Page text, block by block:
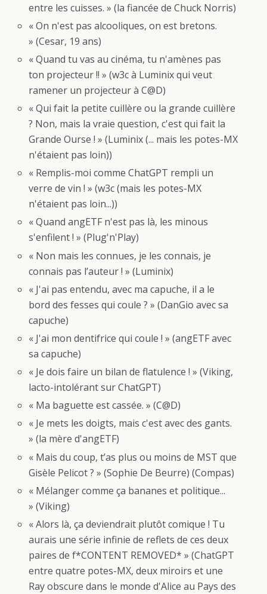
entre les cuisses. » (la fiancée de Chuck Norris)
« On n'est pas alcooliques, on est bretons.
» (Cesar, 19 ans)
« Quand tu vas au cinéma, tu n'amènes pas
ton projecteur !! » (w3c à Luminix qui veut
ramener un projecteur à C@D)
« Qui fait la petite cuillère ou la grande cuillère
? Non, mais la vraie question, c'est qui fait la
Grande Ourse ! » (Luminix (... mais les potes-MX
n'étaient pas loin))
« Remplis-moi comme ChatGPT rempli un
verre de vin ! » (w3c (mais les potes-MX
n'étaient pas loin...))
« Quand angETF n'est pas là, les minous
s'enfilent ! » (Plug'n'Play)
« Non mais les connues, je les connais, je
connais pas l’auteur ! » (Luminix)
« J'ai pas entendu, avec ma capuche, il a le
bord des fesses qui coule ? » (DanGio avec sa
capuche)
« J'ai mon dentifrice qui coule ! » (angETF avec
sa capuche)
« Je dois faire un bilan de flatulence ! » (Viking,
lacto-intolérant sur ChatGPT)
« Ma baguette est cassée. » (C@D)
« Je mets les doigts, mais c'est avec des gants.
» (la mère d'angETF)
« Mais du coup, t’as plus ou moins de MST que
Gisèle Pelicot ? » (Sophie De Beurre) (Compas)
« Mélanger comme ça bananes et politique...
» (Viking)
« Alors là, ça deviendrait plutôt comique ! Tu
aurais une série infinie de reflets de ces deux
paires de f*CONTENT REMOVED* » (ChatGPT
entre quatre potes-MX, deux miroirs et une
Ray obscure dans le monde d'Alice au Pays des